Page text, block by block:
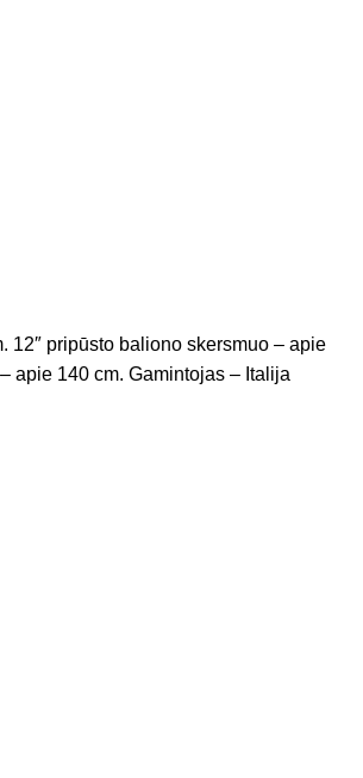
12″ pripūsto baliono skersmuo – apie
apie 140 cm. Gamintojas – Italija